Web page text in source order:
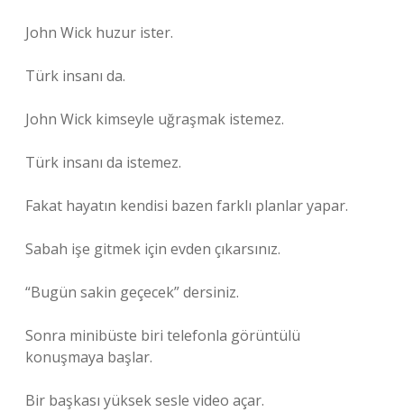
John Wick huzur ister.
Türk insanı da.
John Wick kimseyle uğraşmak istemez.
Türk insanı da istemez.
Fakat hayatın kendisi bazen farklı planlar yapar.
Sabah işe gitmek için evden çıkarsınız.
“Bugün sakin geçecek” dersiniz.
Sonra minibüste biri telefonla görüntülü
konuşmaya başlar.
Bir başkası yüksek sesle video açar.